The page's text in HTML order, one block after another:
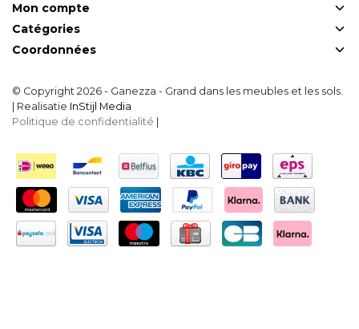
Mon compte
Catégories
Coordonnées
© Copyright 2026 - Ganezza - Grand dans les meubles et les sols.
| Realisatie InStijl Media
Politique de confidentialité